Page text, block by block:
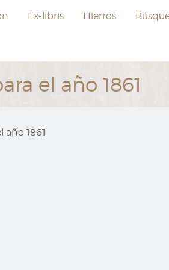
Ex-libris Hierros
el año 1861
1861